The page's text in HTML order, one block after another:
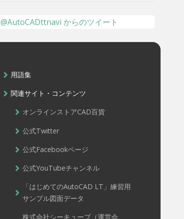
@AutoCADttnavi からのツイート
用語集
関連サイト・コンテンツ
オンラインストアCAD百貨
公式Twitter
公式Facebookページ
公式YouTubeチャンネル
「はじめてのAutoCAD LT」練習用
サンプル図面データ
株式会社シーキューブ（運営会